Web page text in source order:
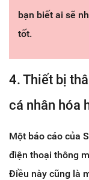
bạn biết ai sẽ
tốt.
4. Thiết bị
cá nhân hóa
Một báo cáo của
điện thoại thông
Điều này cũng là